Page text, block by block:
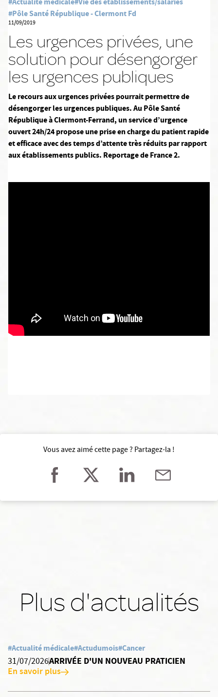
#Pôle Santé République - Clermont Fd
11/09/2019
Les urgences privées, une
solution pour désengorger
les urgences publiques
Le recours aux urgences privées pourrait permettre de
désengorger les urgences publiques. Au Pôle Santé
République à Clermont-Ferrand, un service d’urgence
ouvert 24h/24 propose une prise en charge du patient rapide
et efficace avec des temps d’attente très réduits par rapport
aux établissements publics. Reportage de France 2.
Vous avez aimé cette page ? Partagez-la !
Plus d'actualités
#Actualité médicale#Actudumois#Cancer
31/07/2026ARRIVÉE D'UN NOUVEAU PRATICIEN
En savoir plus